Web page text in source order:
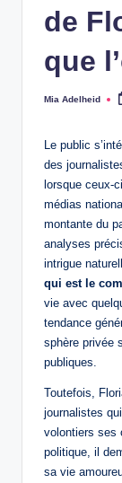
de
que
Posted
Mia Adelheid
Le public
des
lorsque ceux-
médias
montante du
analyses
intrigue
qui est le
vie avec
tendance
sphère privée
publiques.
Toutefois,
journalistes
volontiers ses
politique, il
sa vie